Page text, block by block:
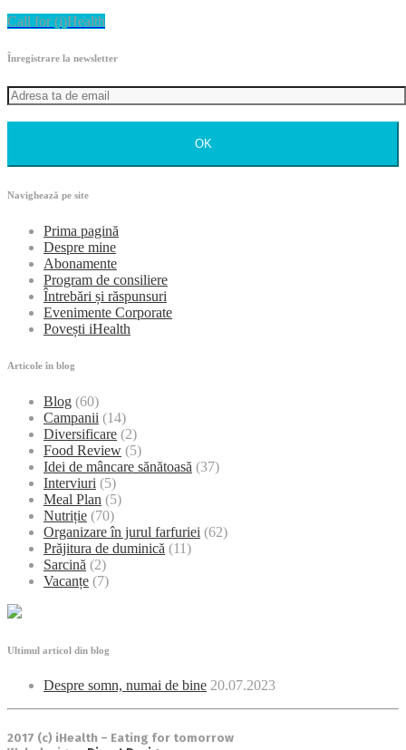
Call for (i)Health
Înregistrare la newsletter
OK
Navighează pe site
Prima pagină
Despre mine
Abonamente
Program de consiliere
Întrebări și răspunsuri
Evenimente Corporate
Povești iHealth
Articole în blog
Blog (60)
Campanii (14)
Diversificare (2)
Food Review (5)
Idei de mâncare sănătoasă (37)
Interviuri (5)
Meal Plan (5)
Nutriție (70)
Organizare în jurul farfuriei (62)
Prăjitura de duminică (11)
Sarcină (2)
Vacanțe (7)
Ultimul articol din blog
Despre somn, numai de bine 20.07.2023
2017 (c) iHealth – Eating for tomorrow